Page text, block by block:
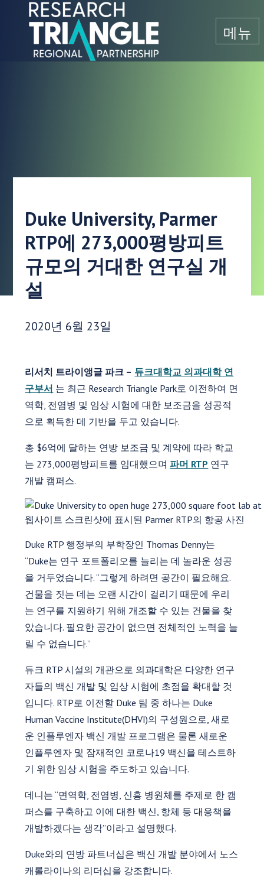
콘텐츠로 건너뛰기
메뉴
Duke University, Parmer
RTP에 273,000평방피트
규모의 거대한 연구실 개
설
게시 날짜:
2020년 6월 23일
리서치 트라이앵글 파크 – 듀크대학교 의과대학 연
구부서 는 최근 Research Triangle Park로 이전하여 면
역학, 전염병 및 임상 시험에 대한 보조금을 성공적
으로 획득한 데 기반을 두고 있습니다.
총 $6억에 달하는 연방 보조금 및 계약에 따라 학교
는 273,000평방피트를 임대했으며파머 RTP 연구
개발 캠퍼스.
웹사이트 스크린샷에 표시된 Parmer RTP의 항공 사진
Duke RTP 행정부의 부학장인 Thomas Denny는
“Duke는 연구 포트폴리오를 늘리는 데 놀라운 성공
을 거두었습니다. “그렇게 하려면 공간이 필요해요.
건물을 짓는 데는 오랜 시간이 걸리기 때문에 우리
는 연구를 지원하기 위해 개조할 수 있는 건물을 찾
았습니다. 필요한 공간이 없으면 전체적인 노력을 늘
릴 수 없습니다.”
듀크 RTP 시설의 개관으로 의과대학은 다양한 연구
자들의 백신 개발 및 임상 시험에 초점을 확대할 것
입니다. RTP로 이전할 Duke 팀 중 하나는 Duke
Human Vaccine Institute(DHVI)의 구성원으로, 새로
운 인플루엔자 백신 개발 프로그램은 물론 새로운
인플루엔자 및 잠재적인 코로나19 백신을 테스트하
기 위한 임상 시험을 주도하고 있습니다.
데니는 “면역학, 전염병, 신흥 병원체를 주제로 한 캠
퍼스를 구축하고 이에 대한 백신, 항체 등 대응책을
개발하겠다는 생각”이라고 설명했다.
Duke와의 연방 파트너십은 백신 개발 분야에서 노스
캐롤라이나의 리더십을 강조합니다.